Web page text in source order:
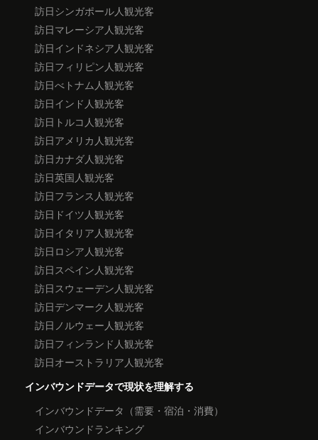
訪日シンガポール人観光客
訪日マレーシア人観光客
訪日インドネシア人観光客
訪日フィリピン人観光客
訪日べトナム人観光客
訪日インド人観光客
訪日トルコ人観光客
訪日アメリカ人観光客
訪日カナダ人観光客
訪日英国人観光客
訪日フランス人観光客
訪日ドイツ人観光客
訪日イタリア人観光客
訪日ロシア人観光客
訪日スペイン人観光客
訪日スウェーデン人観光客
訪日デンマーク人観光客
訪日ノルウェー人観光客
訪日フィンランド人観光客
訪日オーストラリア人観光客
インバウンドデータで現状を理解する
インバウンドデータ（需要・宿泊・消費）
インバウンドランキング